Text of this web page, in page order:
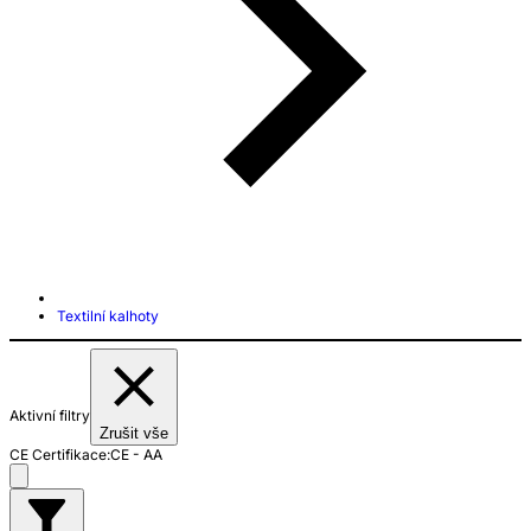
Textilní kalhoty
Aktivní filtry
Zrušit vše
CE Certifikace:CE - AA